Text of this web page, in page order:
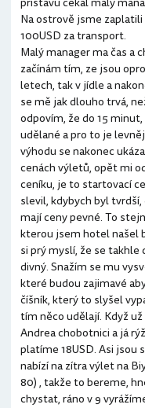
Na ostrově jsme zaplatili
100USD za transport.
Malý manager ma čas a
začínám tím, ze jsou
letech, tak v jídle a
se mě jak dlouho trvá,
odpovím, že do 15
udělané a pro to je
výhodu se nakonec
cenách výletů, opět mi
ceníku, je to startovací
slevil, kdybych byl
mají ceny pevné. To
kterou jsem hotel našel
si prý myslí, že se
divný. Snažím se mu
které budou zajimavé
číšník, který to slyšel
tím něco udělají. Když
Andrea chobotnici a já
platíme 18USD. Asi jsou
nabízí na zítra výlet na
80) , takže to bereme,
chystat, ráno v 9